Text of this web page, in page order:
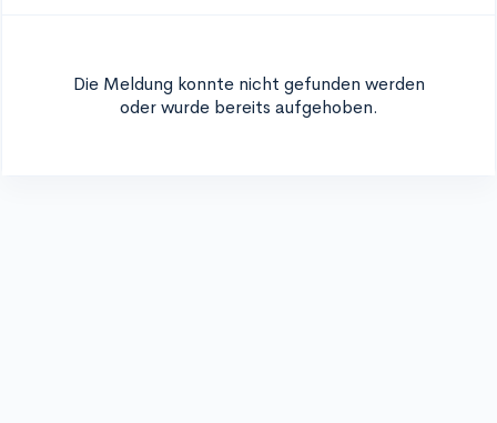
Die Meldung konnte nicht gefunden werden
oder wurde bereits aufgehoben.